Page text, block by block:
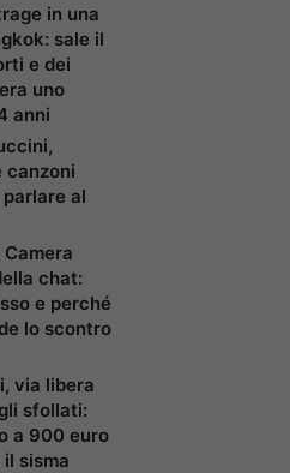
in una
sale il
e dei
uno
anni
canzoni
al
chat:
e perché
lo scontro
via libera
sfollati:
a 900 euro
sisma